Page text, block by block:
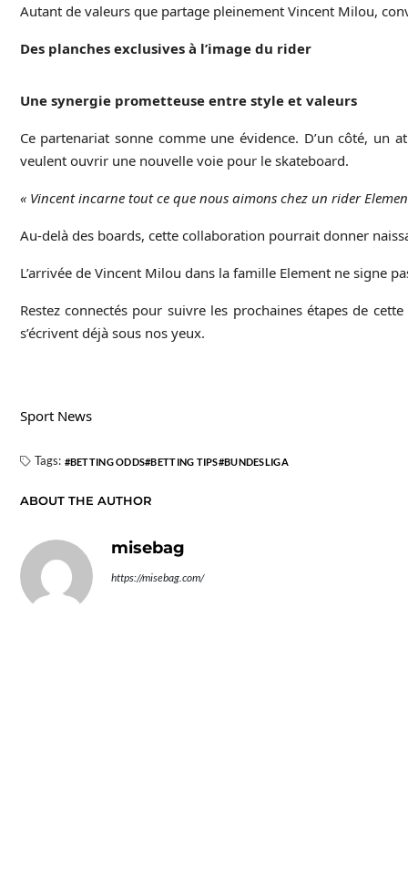
Autant de valeurs que partage pleinement Vincent Milou,
Des planches exclusives à l’image du rider
Une synergie prometteuse entre style et valeurs
Ce partenariat sonne comme une évidence. D’un côté,
veulent ouvrir une nouvelle voie pour le skateboard.
« Vincent incarne tout ce que nous aimons chez un rider
Au-delà des boards, cette collaboration pourrait donner
L’arrivée de Vincent Milou dans la famille Element ne signe
Restez connectés pour suivre les prochaines étapes de
s’écrivent déjà sous nos yeux.
Sport News
Tags: BETTING ODDS BETTING TIPS BUNDESLIGA
ABOUT THE AUTHOR
misebag
https://misebag.com/